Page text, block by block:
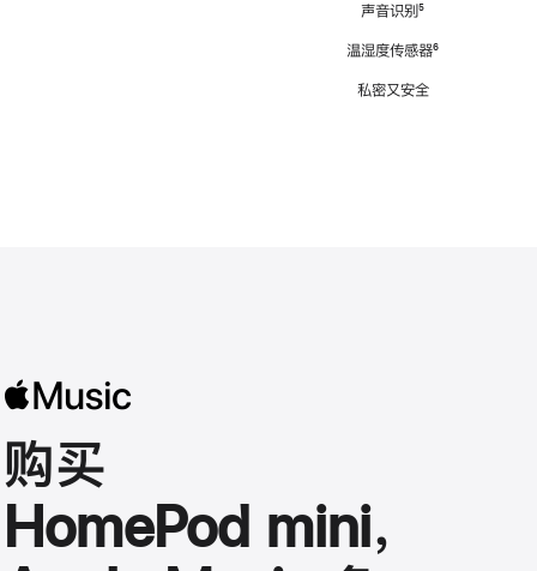
声音识别脚
⁵
温湿度传感器脚
⁶
私密又安全
购买
HomePod mini，